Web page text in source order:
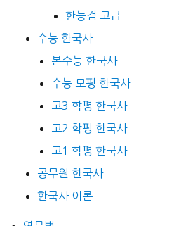
한능검 고급
수능 한국사
본수능 한국사
수능 모평 한국사
고3 학평 한국사
고2 학평 한국사
고1 학평 한국사
공무원 한국사
한국사 이론